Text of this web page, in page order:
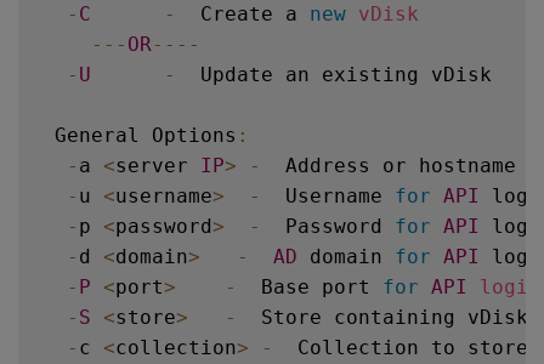
- C -
  Create a
new vDisk
-- - OR-- --
- U -
  Update an existing vDisk
General Options :
- a <server IP> -
  Address or hostname
- u <username> -
  Username
for API
- p <password> -
  Password
for API
- d <domain> - AD domain for API
- P <port> -
  Base port
for API
login
- S <store> -
  Store containing vDisk
- c <collection> -
Collection to store